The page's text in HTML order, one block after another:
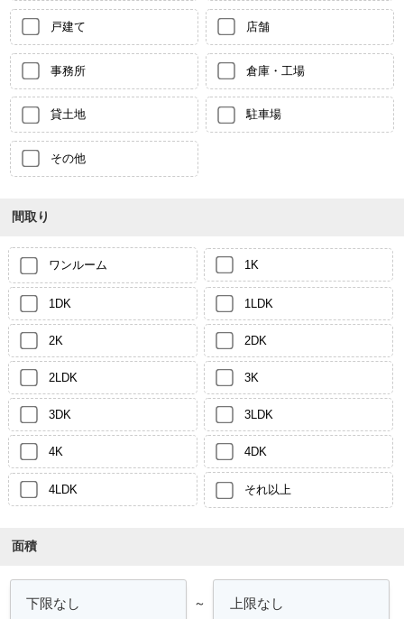
戸建て 店舗
事務所 倉庫・工場
貸土地 駐車場
その他
間取り
ワンルーム 1K
1DK 1LDK
2K 2DK
2LDK 3K
3DK 3LDK
4K 4DK
4LDK それ以上
面積
～